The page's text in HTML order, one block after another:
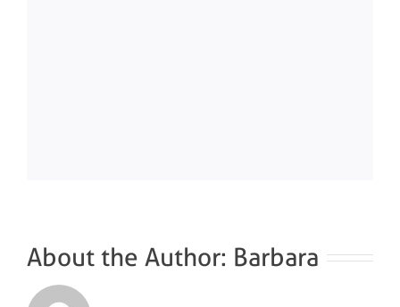
About the Author: Barbara